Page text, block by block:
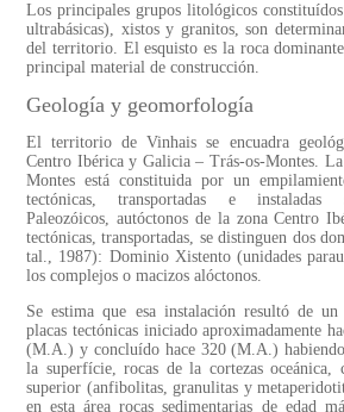
Los principales grupos litológicos
ultrabásicas), xistos y granitos, son
del territorio. El esquisto es la roca
principal material de construcción.
Geología y geomorfología
El territorio de Vinhais se encuadra
Centro Ibérica y Galicia – Trás-os-Montes.
Montes está constituida por un
tectónicas, transportadas e instaladas
Paleozóicos, autóctonos de la zona Centro
tectónicas, transportadas, se distinguen dos
tal., 1987): Dominio Xistento (unidades
los complejos o macizos alóctonos.
Se estima que esa instalación resultó de
placas tectónicas iniciado aproximadamente
(M.A.) y concluído hace 320 (M.A.)
la superfície, rocas de la cortezas
superior (anfibolitas, granulitas y
en esta área rocas sedimentarias de edad